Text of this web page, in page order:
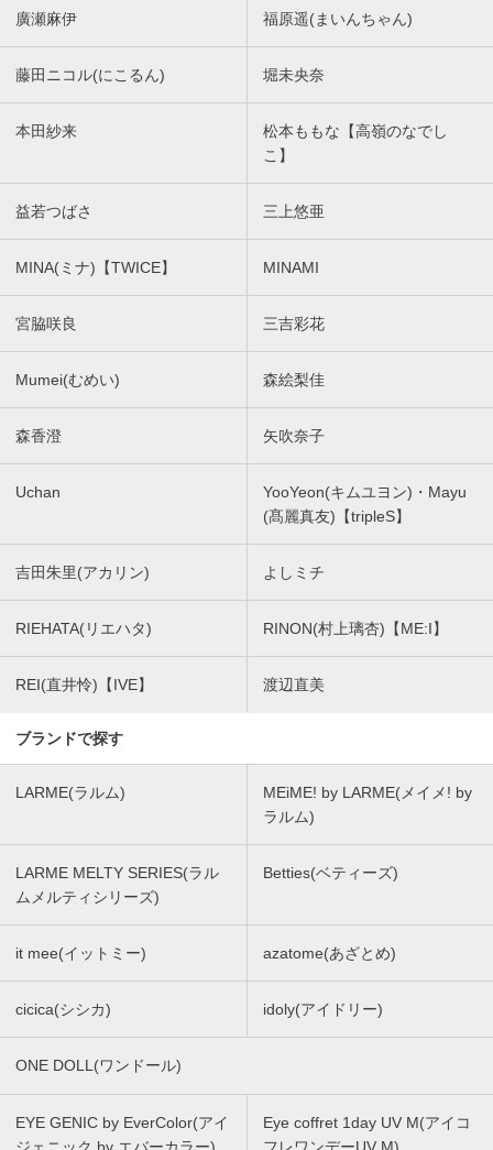
廣瀬麻伊 福原遥(まいんちゃん)
藤田ニコル(にこるん) 堀未央奈
本田紗来
松本ももな【高嶺のなでし
こ】
益若つばさ 三上悠亜
MINA(ミナ)【TWICE】 MINAMI
宮脇咲良 三吉彩花
Mumei(むめい) 森絵梨佳
森香澄 矢吹奈子
Uchan
YooYeon(キムユヨン)・Mayu
(髙麗真友)【tripleS】
吉田朱里(アカリン) よしミチ
RIEHATA(リエハタ) RINON(村上璃杏)【ME:I】
REI(直井怜)【IVE】 渡辺直美
ブランドで探す
LARME(ラルム)
MEiME! by LARME(メイメ! by
ラルム)
LARME MELTY SERIES(ラル
ムメルティシリーズ)
Betties(ベティーズ)
it mee(イットミー) azatome(あざとめ)
cicica(シシカ) idoly(アイドリー)
ONE DOLL(ワンドール)
EYE GENIC by EverColor(アイ
Eye coffret 1day UV M(アイコ